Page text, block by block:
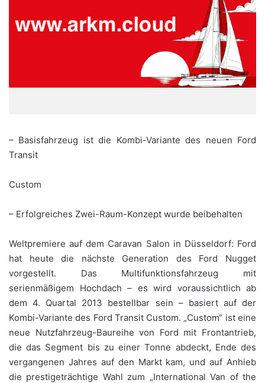
– Basisfahrzeug ist die Kombi-Variante des neuen Ford
Transit
Custom
– Erfolgreiches Zwei-Raum-Konzept wurde beibehalten
Weltpremiere auf dem Caravan Salon in Düsseldorf: Ford
hat heute die nächste Generation des Ford Nugget
vorgestellt. Das Multifunktionsfahrzeug mit
serienmäßigem Hochdach – es wird voraussichtlich ab
dem 4. Quartal 2013 bestellbar sein – basiert auf der
Kombi-Variante des Ford Transit Custom. „Custom“ ist eine
neue Nutzfahrzeug-Baureihe von Ford mit Frontantrieb,
die das Segment bis zu einer Tonne abdeckt, Ende des
vergangenen Jahres auf den Markt kam, und auf Anhieb
die prestigeträchtige Wahl zum „International Van of the